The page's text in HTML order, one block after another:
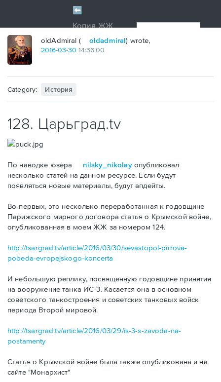
oldAdmiral ( oldadmiral) wrote,
2016-03-30 14:36:00
Category: История
128. Царьград.tv
По наводке юзера nilsky_nikolayопубликовал
несколько статей на данном ресурсе. Если будут
появляться новые материалы, будут апдейты.
Во-первых, это несколько переработанная к годовщине
Парижского мирного договора статья о Крымской войне,
опубликованная в моем ЖЖ за номером 124.
http://tsargrad.tv/article/2016/03/30/sevastopol-pirrova-
pobeda-evropejskogo-koncerta
И небольшую реплику, посвященную годовщине принятия
на вооружение танка ИС-3. Касается она в основном
советского танкостроения и советских танковых войск
периода Второй мировой.
http://tsargrad.tv/article/2016/03/29/is-3-s-zavoda-na-
postamenty
Статья о Крымской войне была также опубликована и на
сайте "Монархист"